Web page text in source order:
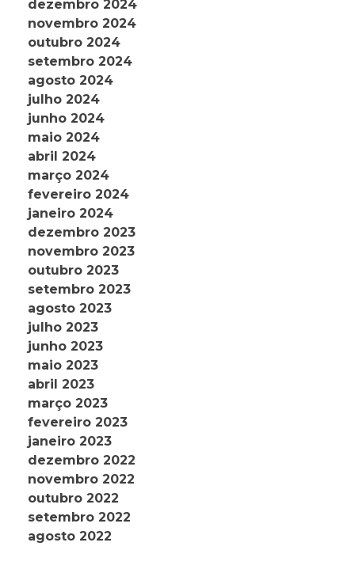
dezembro 2024
novembro 2024
outubro 2024
setembro 2024
agosto 2024
julho 2024
junho 2024
maio 2024
abril 2024
março 2024
fevereiro 2024
janeiro 2024
dezembro 2023
novembro 2023
outubro 2023
setembro 2023
agosto 2023
julho 2023
junho 2023
maio 2023
abril 2023
março 2023
fevereiro 2023
janeiro 2023
dezembro 2022
novembro 2022
outubro 2022
setembro 2022
agosto 2022